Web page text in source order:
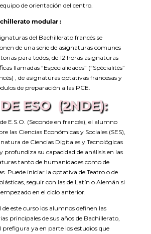
de orientación del centro.
modular :
del Bachillerato francés se
de una serie de asignaturas comunes
para todos, de 12 horas asignaturas
llamadas “Especialidades” (“Spécialités”
, de asignaturas optativas francesas y
de preparación a las PCE.
ESO (2NDE):
E.S.O. (Seconde en francés), el alumno
las Ciencias Económicas y Sociales (SES),
de Ciencias Digitales y Tecnológicas
profundiza su capacidad de análisis en las
tanto de humanidades como de
Puede iniciar la optativa de Teatro o de
seguir con las de Latín o Alemán si
en el ciclo anterior.
de este curso los alumnos definen las
principales de sus años de Bachillerato,
prefigura ya en parte los estudios que